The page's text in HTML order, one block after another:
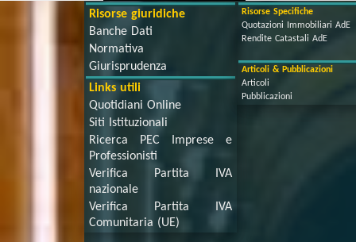
Risorse giuridiche
Banche Dati
Normativa
Giurisprudenza
Links utili
Quotidiani Online
Siti Istituzionali
Ricerca PEC Imprese e
Professionisti
Verifica Partita IVA
nazionale
Verifica Partita IVA
Comunitaria (UE)
Risorse Specifiche
Quotazioni Immobiliari AdE
Rendite Catastali AdE
Articoli & Pubblicazioni
Articoli
Pubblicazioni